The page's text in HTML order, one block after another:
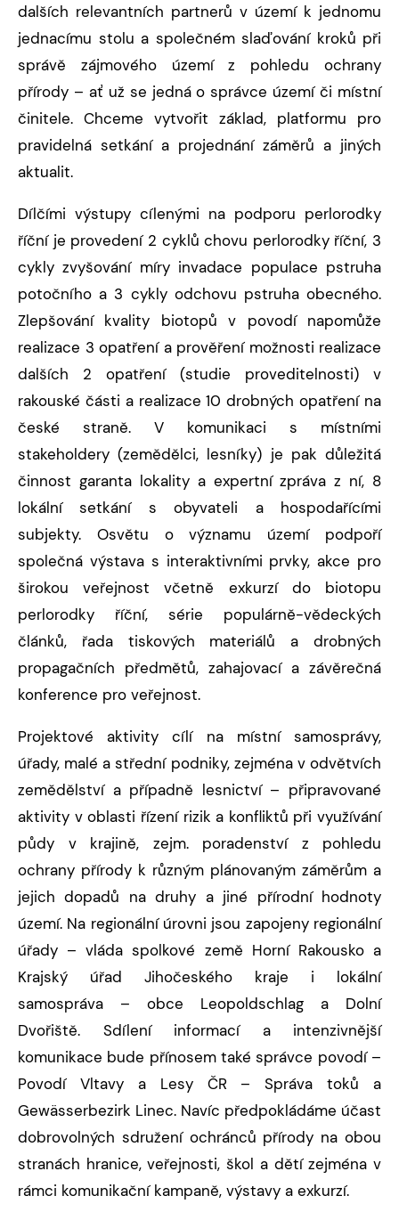
dalších relevantních partnerů v území k jednomu
jednacímu stolu a společném slaďování kroků při
správě zájmového území z pohledu ochrany
přírody – ať už se jedná o správce území či místní
činitele. Chceme vytvořit základ, platformu pro
pravidelná setkání a projednání záměrů a jiných
aktualit.
Dílčími výstupy cílenými na podporu perlorodky
říční je provedení 2 cyklů chovu perlorodky říční, 3
cykly zvyšování míry invadace populace pstruha
potočního a 3 cykly odchovu pstruha obecného.
Zlepšování kvality biotopů v povodí napomůže
realizace 3 opatření a prověření možnosti realizace
dalších 2 opatření (studie proveditelnosti) v
rakouské části a realizace 10 drobných opatření na
české straně. V komunikaci s místními
stakeholdery (zemědělci, lesníky) je pak důležitá
činnost garanta lokality a expertní zpráva z ní, 8
lokální setkání s obyvateli a hospodařícími
subjekty. Osvětu o významu území podpoří
společná výstava s interaktivními prvky, akce pro
širokou veřejnost včetně exkurzí do biotopu
perlorodky říční, série populárně-vědeckých
článků, řada tiskových materiálů a drobných
propagačních předmětů, zahajovací a závěrečná
konference pro veřejnost.
Projektové aktivity cílí na místní samosprávy,
úřady, malé a střední podniky, zejména v odvětvích
zemědělství a případně lesnictví – připravované
aktivity v oblasti řízení rizik a konfliktů při využívání
půdy v krajině, zejm. poradenství z pohledu
ochrany přírody k různým plánovaným záměrům a
jejich dopadů na druhy a jiné přírodní hodnoty
území. Na regionální úrovni jsou zapojeny regionální
úřady – vláda spolkové země Horní Rakousko a
Krajský úřad Jihočeského kraje i lokální
samospráva – obce Leopoldschlag a Dolní
Dvořiště. Sdílení informací a intenzivnější
komunikace bude přínosem také správce povodí –
Povodí Vltavy a Lesy ČR – Správa toků a
Gewässerbezirk Linec. Navíc předpokládáme účast
dobrovolných sdružení ochránců přírody na obou
stranách hranice, veřejnosti, škol a dětí zejména v
rámci komunikační kampaně, výstavy a exkurzí.